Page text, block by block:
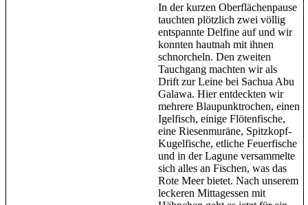
In der kurzen Oberflächenpause
tauchten plötzlich zwei völlig
entspannte Delfine auf und wir
konnten hautnah mit ihnen
schnorcheln. Den zweiten
Tauchgang machten wir als
Drift zur Leine bei Sachua Abu
Galawa. Hier entdeckten wir
mehrere Blaupunktrochen, einen
Igelfisch, einige Flötenfische,
eine Riesenmuräne, Spitzkopf-
Kugelfische, etliche Feuerfische
und in der Lagune versammelte
sich alles an Fischen, was das
Rote Meer bietet. Nach unserem
leckeren Mittagessen mit